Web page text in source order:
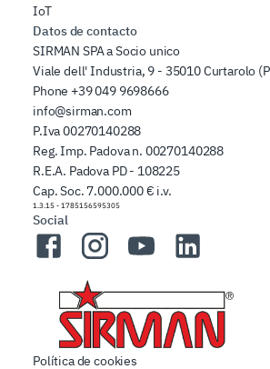
IoT
Datos de contacto
SIRMAN SPA a Socio unico
Viale dell' Industria, 9 - 35010 Curtarolo
Phone +39 049 9698666
info@sirman.com
P.Iva 00270140288
Reg. Imp. Padova n. 00270140288
R.E.A. Padova PD - 108225
Cap. Soc. 7.000.000 € i.v.
1.3.15 - 1785156595305
Social
FacebookInstagramYouTubeLinkedIn
Política de cookies